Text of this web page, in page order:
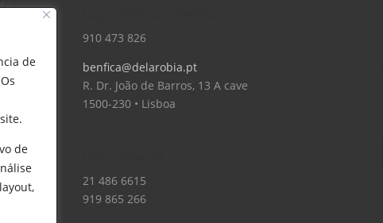
de
de
910 473 826
benfica@delarobia.pt
R. Dr. João de Barros, 13 A cave
1500-230 • Lisboa
21 486 6615
919 865 266